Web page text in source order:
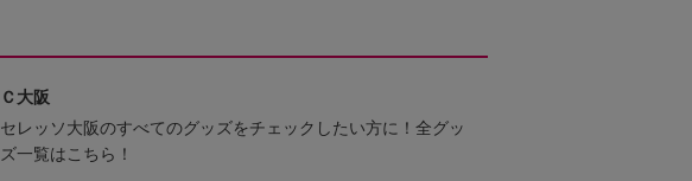
Ｃ大阪
セレッソ大阪のすべてのグッズをチェックしたい方に！全グッ
ズ一覧はこちら！